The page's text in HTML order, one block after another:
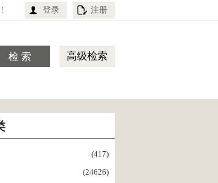
登录 注册
高级检索
(417)
(24626)